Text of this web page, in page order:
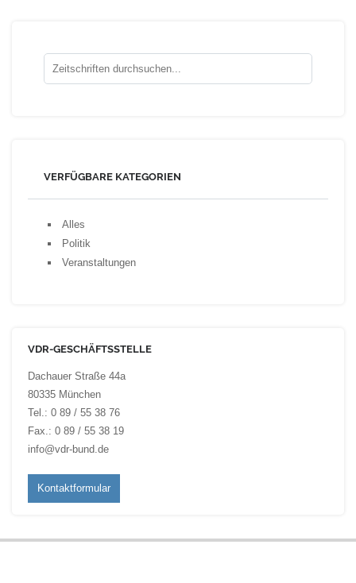
VERFÜGBARE KATEGORIEN
Alles
Politik
Veranstaltungen
VDR-GESCHÄFTSSTELLE
Dachauer Straße 44a
80335 München
Tel.: 0 89 / 55 38 76
Fax.: 0 89 / 55 38 19
info@vdr-bund.de
Kontaktformular